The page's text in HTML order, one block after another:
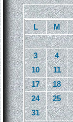
L
M
3
4
10
11
17
18
24
25
31